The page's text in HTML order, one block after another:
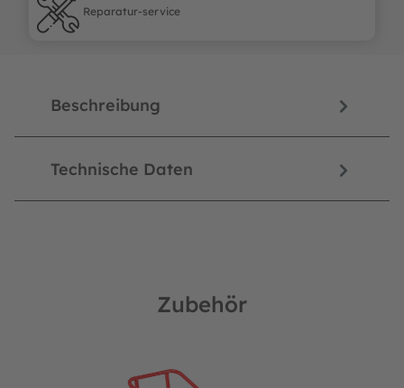
Reparatur-service
Reparatur-service
Beschreibung
Technische Daten
Zubehör